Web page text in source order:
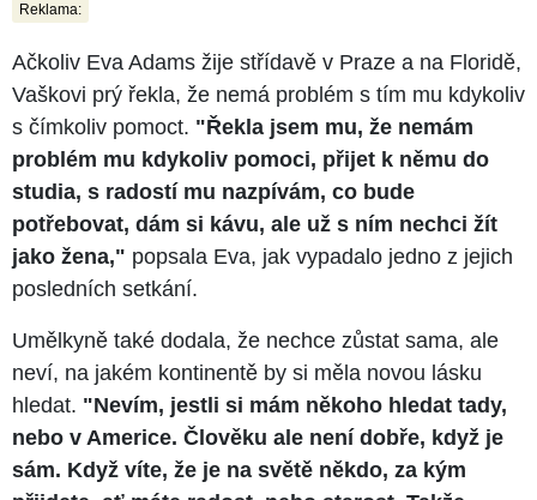
Reklama:
Ačkoliv Eva Adams žije střídavě v Praze a na Floridě,
Vaškovi prý řekla, že nemá problém s tím mu kdykoliv
s čímkoliv pomoct. "Řekla jsem mu, že nemám
problém mu kdykoliv pomoci, přijet k němu do
studia, s radostí mu nazpívám, co bude
potřebovat, dám si kávu, ale už s ním nechci žít
jako žena," popsala Eva, jak vypadalo jedno z jejich
posledních setkání.
Umělkyně také dodala, že nechce zůstat sama, ale
neví, na jakém kontinentě by si měla novou lásku
hledat. "Nevím, jestli si mám někoho hledat tady,
nebo v Americe. Člověku ale není dobře, když je
sám. Když víte, že je na světě někdo, za kým